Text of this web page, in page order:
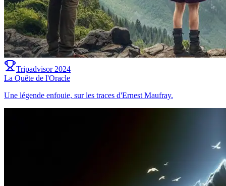
Tripadvisor 2024
La Quête de l'Oracle
Une légende enfouie, sur les traces d'Ernest Maufray.